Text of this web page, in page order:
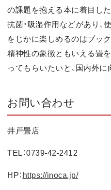
の課題を抱える本に着目し
抗菌・吸湿作用などがあり、
をじかに楽しめるのはブッ
精神性の象徴ともいえる畳
ってもらいたいと、国内外に
お問い合わせ
井戸畳店
TEL：0739-42-2412
HP： https://inoca.jp/